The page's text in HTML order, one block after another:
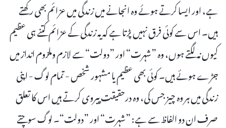
ہے، اور ایسا کرتے ہوئے وہ انجانے میں زندگی میں عزائم بھی رکھتے
ہیں۔ اس سے کوئی فرق نہیں پڑتا ہے کہ یہ زندگی کے عزائم کتنے ہی عظیم
کیوں نہ لگتے ہوں، وہ ”شہرت“ اور ”دولت“ سے لازم وملزوم انداز میں
جڑے ہوئے ہیں۔ کوئی بھی عظیم یا مشہور شخص - تمام لوگ - اپنی
زندگی میں ہر وہ چیز جس کی، وہ درحقیقت پیروی کرتے ہیں اس کا تعلق
صرف ان دو الفاظ سے ہے: ”شہرت“ اور ”دولت“۔ لوگ سوچتے